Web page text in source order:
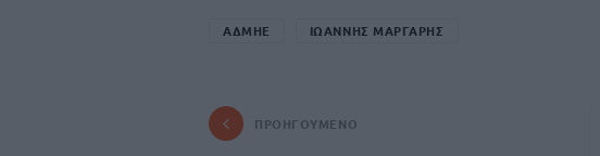
ΑΔΜΗΕ ΙΩΑΝΝΗΣ ΜΑΡΓΑΡΗΣ
ΠΡΟΗΓΟΎΜΕΝΟ